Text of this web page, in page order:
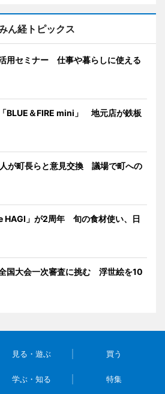
ん経トピックス
用セミナー 仕事や暮らしに使える
BLUE＆FIRE mini」 地元店が鉄板
人が町長らと意見交換 議場で町への
HAGI」が2周年 旬の食材使い、日
国大会一次審査に挑む 浮世絵を10
見る・遊ぶ 買う
学ぶ・知る 特集